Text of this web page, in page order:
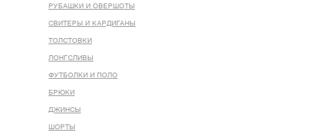
РУБАШКИ И ОВЕРШОТЫ
СВИТЕРЫ И КАРДИГАНЫ
ТОЛСТОВКИ
ЛОНГСЛИВЫ
ФУТБОЛКИ И ПОЛО
БРЮКИ
ДЖИНСЫ
ШОРТЫ